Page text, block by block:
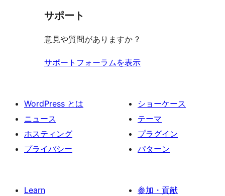
サポート
意見や質問がありますか ?
サポートフォーラムを表示
WordPress とは
ニュース
ホスティング
プライバシー
ショーケース
テーマ
プラグイン
パターン
Learn
参加・貢献